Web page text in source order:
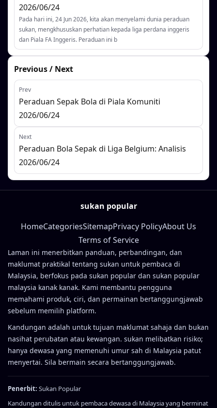
2026/06/24
Pada hari ini, 24 Jun 2026, kita akan menyelami dunia peraduan
sukan, mengkhususkan perhatian kepada liga perdana inggeris
dan Piala FA Inggeris. Peraduan ini b
Previous / Next
Prev
Peraduan Sepak Bola di Piala Komuniti
2026/06/24
Next
Peraduan Bola Sepak di Liga Belgium: Analisis
2026/06/24
sukan popular
HomeCategoriesSitemapPrivacy PolicyAbout Us
Terms of Service
Laman ini menerbitkan panduan, perbandingan, dan
maklumat praktikal tentang sukan untuk pembaca di
Malaysia, berfokus pada sukan popular dan sukan popular
malaysia kanak kanak. Kami membantu pengguna
memahami produk, ciri, dan permainan bertanggungjawab
sebelum memilih platform.
Kandungan adalah untuk tujuan maklumat sahaja dan bukan
nasihat perubatan atau kewangan. sukan melibatkan risiko;
hanya dewasa yang memenuhi umur sah di Malaysia patut
menyertai. Sila bermain secara bertanggungjawab.
Penerbit: Sukan Popular
Kandungan ditulis untuk pembaca dewasa di Malaysia yang berminat